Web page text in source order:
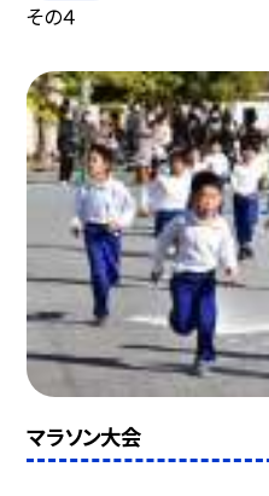
その４
マラソン大会